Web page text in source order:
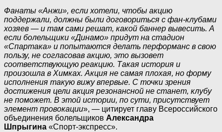
Фанаты «Анжи», если хотели, чтобы акцию
поддержали, должны были договориться с фан-клубами
хозяев — и там сами решат, какой баннер вывесить. А
если болельщики «Динамо» придут на стадион
«Спартака» и попытаются делать перформанс в свою
пользу, не согласовав акцию, это вызовет
соответствующую реакцию. Такая история и
произошла в Химках. Акция не самая плохая, но форму
исполнения такую вижу впервые. С точки зрения
достижения цели акция резонансной не станет, клубу
не поможет. В этой истории, по сути, присутствует
элемент провокации», — цитирует главу Всероссийского
объединения болельщиков Александра
Шпрыгина «Спорт-экспресс».